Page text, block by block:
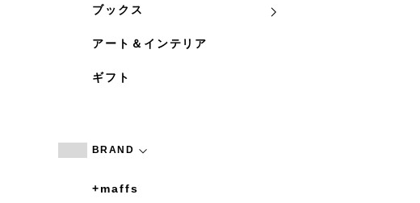
ブックス
アート＆インテリア
ギフト
BRAND
+maffs